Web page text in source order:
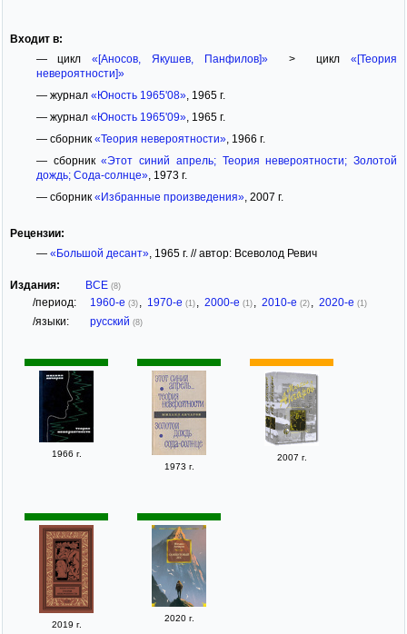
Входит в:
— цикл«[Аносов, Якушев, Панфилов]»> цикл«[Теория
невероятности]»
— журнал «Юность 1965'08», 1965 г.
— журнал «Юность 1965'09», 1965 г.
— сборник «Теория невероятности», 1966 г.
— сборник«Этот синий апрель; Теория невероятности; Золотой
дождь; Сода-солнце», 1973 г.
— сборник «Избранные произведения», 2007 г.
Рецензии:
— «Большой десант», 1965 г. // автор: Всеволод Ревич
Издания: ВСЕ (8)
/период: 1960-е (3) 1970-е (1) 2000-е (1) 2010-е (2) 2020-е (1)
/языки: русский (8)
1966 г.
1973 г.
2007 г.
2019 г.
2020 г.